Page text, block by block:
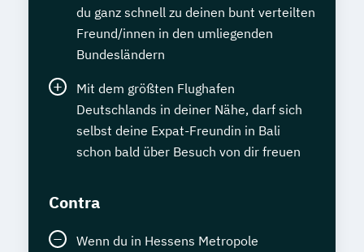
du ganz schnell zu deinen bunt verteilten
Freund/innen in den umliegenden
Bundesländern
Mit dem größten Flughafen
Deutschlands in deiner Nähe, darf sich
selbst deine Expat-Freundin in Bali
schon bald über Besuch von dir freuen
Contra
Wenn du in Hessens Metropole